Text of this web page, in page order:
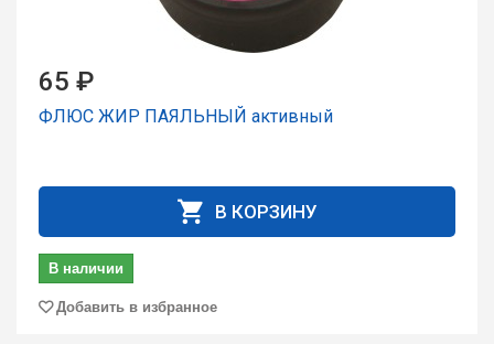
65 ₽
ФЛЮС ЖИР ПАЯЛЬНЫЙ активный
В КОРЗИНУ
В наличии
Добавить в избранное